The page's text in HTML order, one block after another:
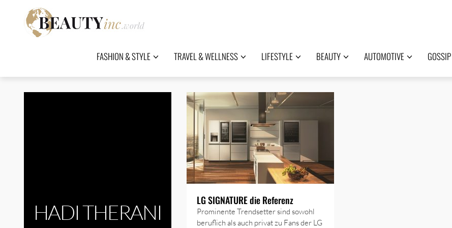
FASHION & STYLE TRAVEL & WELLNESS LIFESTYLE BEAUTY AUTOMOTIVE GOSSIP
HADI THERANI LG SIGNATURE die Referenz
Prominente Trendsetter sind sowohl
beruflich als auch privat zu Fans der LG